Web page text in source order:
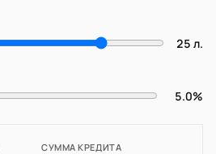
25 л.
5.0%
СУММА КРЕДИТА